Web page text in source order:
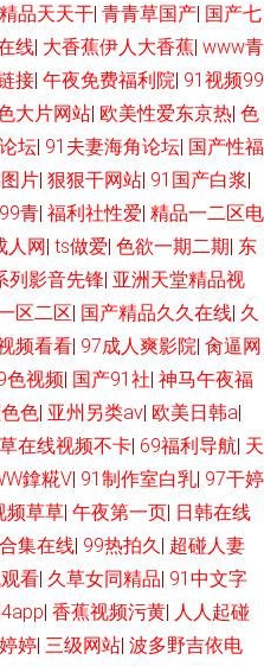
色视频链接 91青娱乐吧 女同自慰福
码导航 日韩色色影院 午夜福利日本
91操com 日韩69 婷婷精品国产一区
屄天天肏屄 福利网导航 日韩啊v网
欧美色影院 国产91探花 久久快播网
美亚性激情 性爱WWW 91黄瓜视频
碰总站 午夜男人精品福利 超碰草碰
制服诱惑传媒探花 日韩高清色图 抖
国产一二三 超碰在人 欧美日韩七区
力草草屁屁影视
品天天干| 青青草国产| 国产七
线| 大香蕉伊人大香蕉| www青
接| 午夜免费福利院| 91视频99
大片网站| 欧美性爱东京热| 色
坛| 91夫妻海角论坛| 国产性福
片| 狠狠干网站| 91国产白浆|
青| 福利社性爱| 精品一二区电
人网| ts做爱| 色欲一期二期| 东
列影音先锋| 亚洲天堂精品视
区二区| 国产精品久久在线| 久
频看看| 97成人爽影院| 肏逼网
色视频| 国产91社| 神马午夜福
色| 亚州另类av| 欧美日韩a|
在线视频不卡| 69福利导航| 天
鎿糀V| 91制作室白乳| 97干婷
频草草| 午夜第一页| 日韩在线
集在线| 99热拍久| 超碰人妻
看| 久草女同精品| 91中文字
| 香蕉视频污黄| 人人起碰
婷| 三级网站| 波多野吉依电